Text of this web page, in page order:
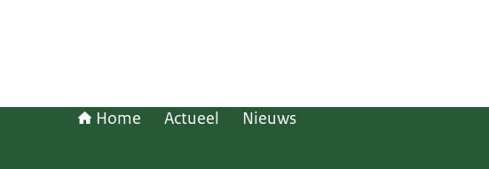
Home Actueel Nieuws